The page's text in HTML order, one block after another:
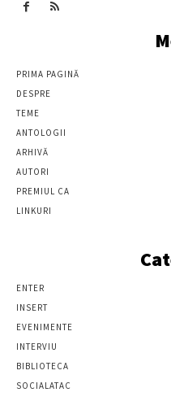
PRIMA PAGINĂ
DESPRE
TEME
ANTOLOGII
ARHIVĂ
AUTORI
PREMIUL CA
LINKURI
ENTER
INSERT
EVENIMENTE
INTERVIU
BIBLIOTECA
SOCIALATAC